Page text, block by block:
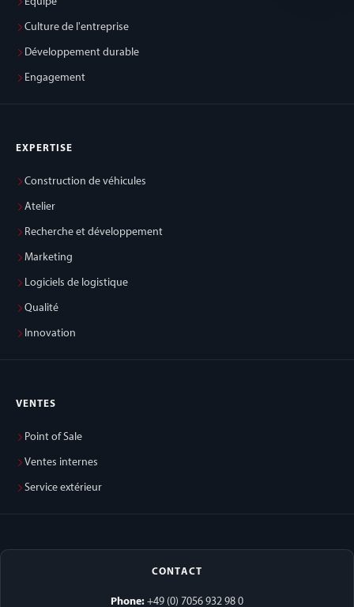
Culture de l'entreprise
Développement durable
Engagement
EXPERTISE
Construction de véhicules
Atelier
Recherche et développement
Marketing
Logiciels de logistique
Qualité
Innovation
VENTES
Point of Sale
Ventes internes
Service extérieur
CONTACT
Phone: +49 (0) 7056 932 98 0